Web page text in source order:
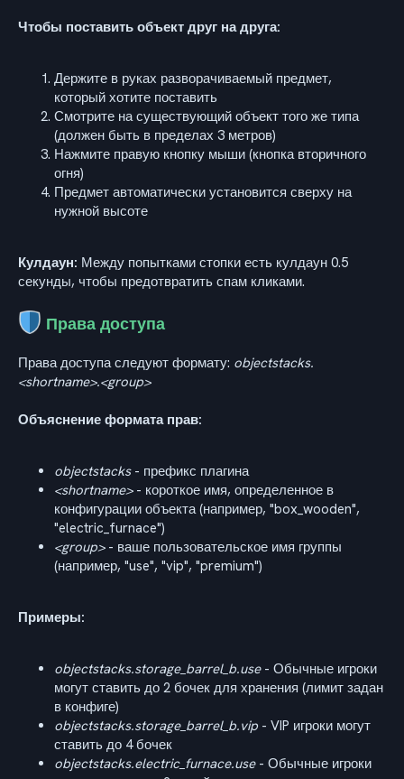
Чтобы поставить объект друг на друга:
Держите в руках разворачиваемый предмет,
который хотите поставить
Смотрите на существующий объект того же типа
(должен быть в пределах 3 метров)
Нажмите правую кнопку мыши (кнопка вторичного
огня)
Предмет автоматически установится сверху на
нужной высоте
Кулдаун: Между попытками стопки есть кулдаун 0.5
секунды, чтобы предотвратить спам кликами.
Права доступа
Права доступа следуют формату: objectstacks.
<shortname>.<group>
Объяснение формата прав:
objectstacks- префикс плагина
<shortname>- короткое имя, определенное в
конфигурации объекта (например, "box_wooden",
"electric_furnace")
<group>- ваше пользовательское имя группы
(например, "use", "vip", "premium")
Примеры:
objectstacks.storage_barrel_b.use- Обычные игроки
могут ставить до 2 бочек для хранения (лимит задан
в конфиге)
objectstacks.storage_barrel_b.vip - VIP игроки могут
ставить до 4 бочек
objectstacks.electric_furnace.use- Обычные игроки